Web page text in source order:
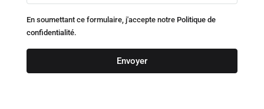
En soumettant ce formulaire, j'accepte notre Politique de
confidentialité.
Envoyer